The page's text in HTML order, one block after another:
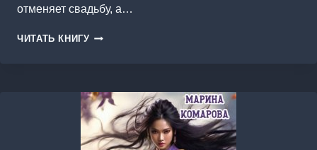
отменяет свадьбу, а…
ЧИТАТЬ КНИГУ ПУТЬ